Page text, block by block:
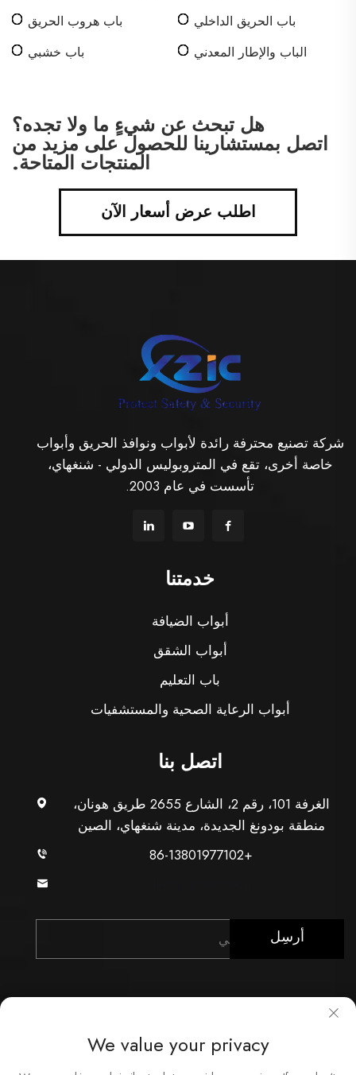
باب الحريق الداخلي
باب هروب الحريق
الباب والإطار المعدني
باب خشبي
هل تبحث عن شيءٍ ما ولا تجده؟
اتصل بمستشارينا للحصول على مزيد من
المنتجات المتاحة.
اطلب عرض أسعار الآن
شركة تصنيع محترفة رائدة لأبواب ونوافذ الحريق وأبواب
خاصة أخرى، تقع في المتروبوليس الدولي - شنغهاي،
تأسست في عام 2003.
خدمتنا
أبواب الضيافة
أبواب الشقق
باب التعليم
أبواب الرعاية الصحية والمستشفيات
اتصل بنا
الغرفة 101، رقم 2، الشارع 2655 طريق هونان،
منطقة بودونغ الجديدة، مدينة شنغهاي، الصين
+86-13801977102
أرسِل
حقوق النشر © شركة شنغهاي Xunzhong للصناعة المحدودة.
We value your privacy